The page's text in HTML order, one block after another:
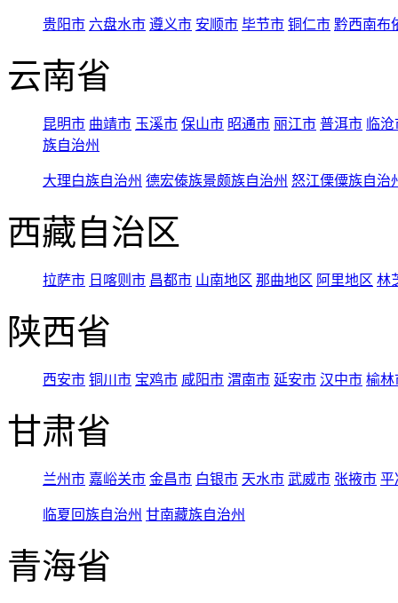
贵阳市 六盘水市 遵义市 安顺市 毕节市 铜仁市 黔西南布
云南省
昆明市 曲靖市 玉溪市 保山市 昭通市 丽江市 普洱市 临
族自治州
大理白族自治州 德宏傣族景颇族自治州 怒江傈僳族自治
西藏自治区
拉萨市 日喀则市 昌都市 山南地区 那曲地区 阿里地区 林
陕西省
西安市 铜川市 宝鸡市 咸阳市 渭南市 延安市 汉中市 榆林
甘肃省
兰州市 嘉峪关市 金昌市 白银市 天水市 武威市 张掖市 平
临夏回族自治州 甘南藏族自治州
青海省